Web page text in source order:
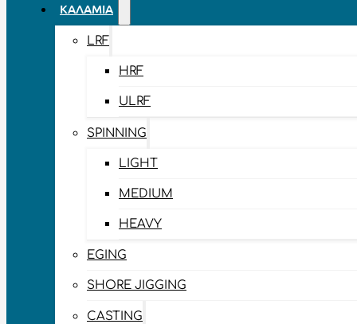
ΚΑΛΆΜΙΑ
LRF
HRF
ULRF
SPINNING
LIGHT
MEDIUM
HEAVY
EGING
SHORE JIGGING
CASTING